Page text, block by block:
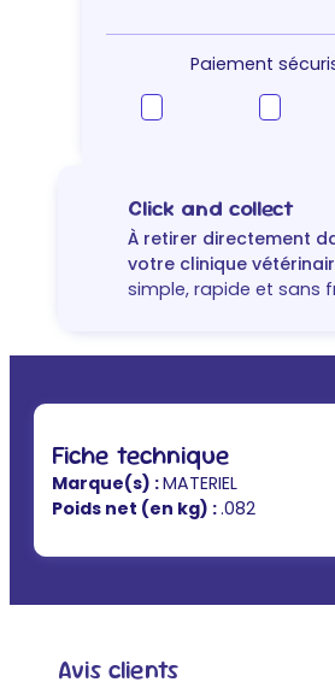
350ML
Paiement
Click and collect
À retirer directement
votre clinique
simple, rapide et sans
Fiche technique
Marque(s) :MATERIEL
Poids net (en kg) :.082
Avis clients